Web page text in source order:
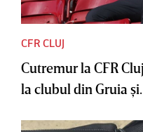
CFR CLUJ
Cutremur la CFR
la clubul din Gruia